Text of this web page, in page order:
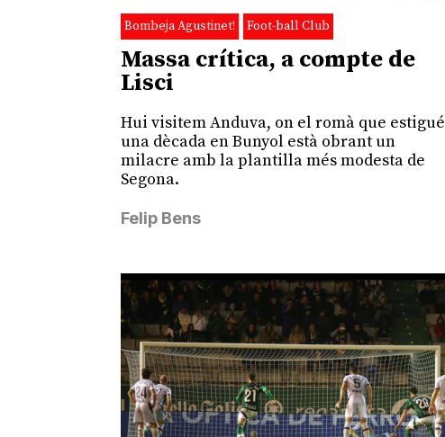
Bombeja Agustinet! Foot-ball Club
Massa crítica, a compte de
Lisci
Hui visitem Anduva, on el romà que estigué
una dècada en Bunyol està obrant un
milacre amb la plantilla més modesta de
Segona.
Felip Bens